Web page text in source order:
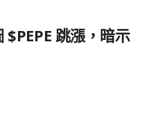
跳漲，暗示